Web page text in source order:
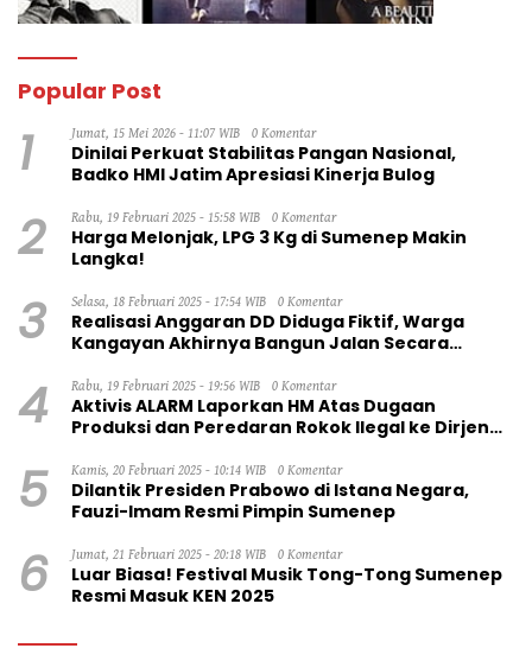
Popular Post
1 Jumat, 15 Mei 2026 - 11:07 WIB 0 Komentar
Dinilai Perkuat Stabilitas Pangan Nasional,
Badko HMI Jatim Apresiasi Kinerja Bulog
2 Rabu, 19 Februari 2025 - 15:58 WIB 0 Komentar
Harga Melonjak, LPG 3 Kg di Sumenep Makin
Langka!
3 Selasa, 18 Februari 2025 - 17:54 WIB 0 Komentar
Realisasi Anggaran DD Diduga Fiktif, Warga
Kangayan Akhirnya Bangun Jalan Secara
4 Rabu, 19 Februari 2025 - 19:56 WIB 0 Komentar
Aktivis ALARM Laporkan HM Atas Dugaan
Produksi dan Peredaran Rokok Ilegal ke Dirjen
5 Kamis, 20 Februari 2025 - 10:14 WIB 0 Komentar
Dilantik Presiden Prabowo di Istana Negara,
Fauzi-Imam Resmi Pimpin Sumenep
6 Jumat, 21 Februari 2025 - 20:18 WIB 0 Komentar
Luar Biasa! Festival Musik Tong-Tong Sumenep
Resmi Masuk KEN 2025